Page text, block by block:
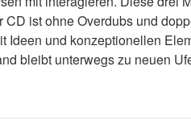
ist ohne Overdubs und
und konzeptionellen
bleibt unterwegs zu neuen